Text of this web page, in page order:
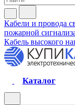
Кабели и провода
пожарной
Кабель высокого
Каталог